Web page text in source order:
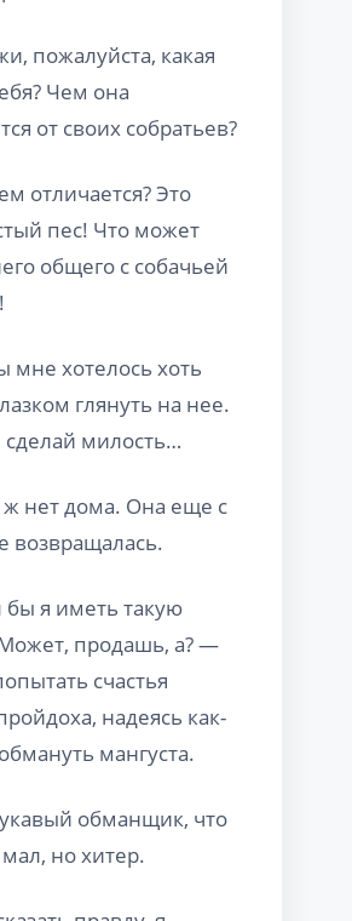
пожалуйста, какая
Чем она
от своих собратьев?
отличается? Это
пес! Что может
общего с собачьей
мне хотелось хоть
глянуть на нее.
милость…
нет дома. Она еще с
возвращалась.
я иметь такую
продашь, а? —
счастья
надеясь как-
мангуста.
обманщик, что
но хитер.